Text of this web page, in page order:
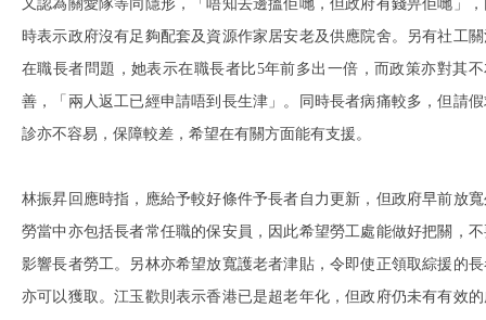
又認為關愛隊等同隱形，「唔知去邊搵佢哋，但政府有錢畀佢哋」
時表示政府沒有足夠配套及資源作家居安老及供應院舍。另有社工
在職長者問題，她表示在職長者比5年前多出一倍，而政策亦對其不
善，「兩人返工已經申請唔到長生津」。同時長者病痛較多，但請
診亦不容易，保障較差，希望在有關方面能有支援。
林振昇回應時指，應給予較好條件予長者自力更新，但政府早前放
勞當中亦包括長者常任職的保安員，因此希望勞工處能做好把關，
影響長者勞工。另林亦希望放寬護老者津貼，令即使正領取綜援的
亦可以獲取。江玉歡則表示香港已是超老年化，但政府仍未有有效